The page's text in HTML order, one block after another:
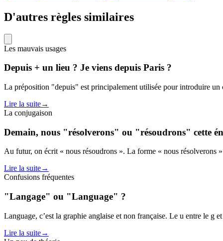
D'autres règles similaires
Les mauvais usages
Depuis + un lieu ? Je viens depuis Paris ?
La préposition "depuis" est principalement utilisée pour introduire un
Lire la suite→
La conjugaison
Demain, nous "résolverons" ou "résoudrons" cette
Au futur, on écrit « nous résoudrons ». La forme « nous résolverons
Lire la suite→
Confusions fréquentes
"Langage" ou "Language" ?
Language, c’est la graphie anglaise et non française. Le u entre le
Lire la suite→